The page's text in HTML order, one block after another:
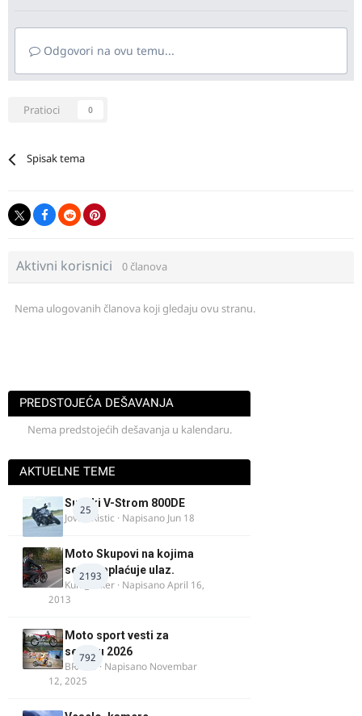
Odgovori na ovu temu...
Pratioci 0
Spisak tema
Aktivni korisnici 0 članova
Nema ulogovanih članova koji gledaju ovu stranu.
PREDSTOJEĆA DEŠAVANJA
Nema predstojećih dešavanja u kalendaru.
AKTUELNE TEME
25
Suzuki V-Strom 800DE
Jovan Ristic · Napisano Jun 18
2193
Moto Skupovi na kojima
se ne naplaćuje ulaz.
Kum_Mixer · NapisanoApril 16,
2013
792
Moto sport vesti za
sezonu 2026
BRACO · Napisano Novembar
12, 2025